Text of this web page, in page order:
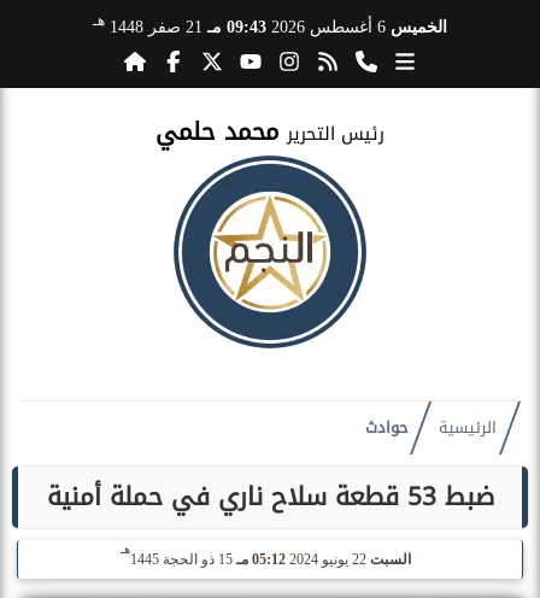
الخميس 09:43 مـ 21 صفر 1448 هـ
رئيس التحرير محمد حلمي
الرئيسية حوادث
ضبط 53 قطعة سلاح ناري في حملة أمنية
السبت 22 يونيو 2024 05:12 مـ 15 ذو الحجة 1445
هـ